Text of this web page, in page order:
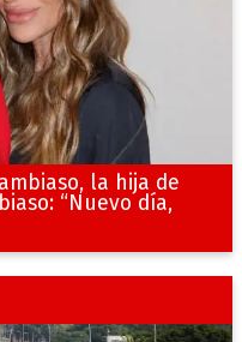
la hija de
“Nuevo día,